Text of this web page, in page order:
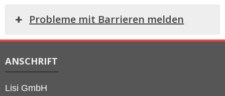
Probleme mit Barrieren melden
ANSCHRIFT
Lisi GmbH